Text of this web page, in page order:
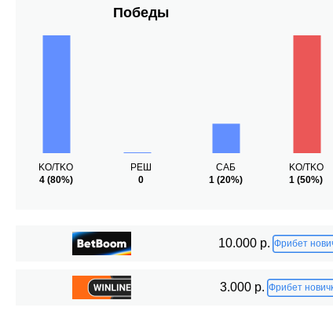
Победы
KO/TKO
4(80%)
РЕШ
0
САБ
1 (20%)
KO/TKO
1 (50%)
10.000 р. Фрибет
3.000 р. Фрибет